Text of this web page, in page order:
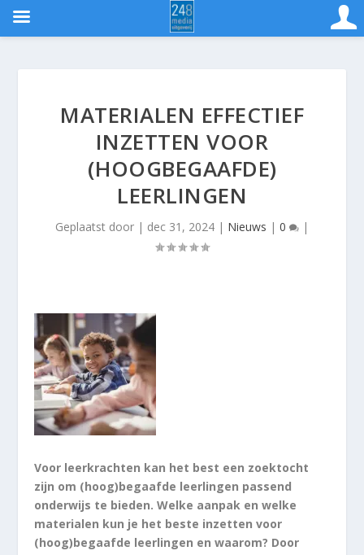
MATERIALEN EFFECTIEF
INZETTEN VOOR
(HOOGBEGAAFDE)
LEERLINGEN
Geplaatst door | dec 31, 2024 | Nieuws | 0 |
Voor leerkrachten kan het best een zoektocht
zijn om (hoog)begaafde leerlingen passend
onderwijs te bieden. Welke aanpak en welke
materialen kun je het beste inzetten voor
(hoog)begaafde leerlingen en waarom? Door